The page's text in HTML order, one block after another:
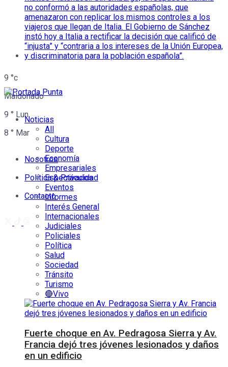
9 °c
Maldonado
9 ° Lun
8 ° Mar
Nosotros
Política & Privacidad
Contacto
Noticias
All
Cultura
Deporte
Economía
Empresariales
Espectáculos
Eventos
Informes
Interés General
Internacionales
Judiciales
Policiales
Política
Salud
Sociedad
Tránsito
Turismo
🔴Vivo
Fuerte choque en Av. Pedragosa Sierra y Av.
Francia dejó tres jóvenes lesionados y daños
en un edificio